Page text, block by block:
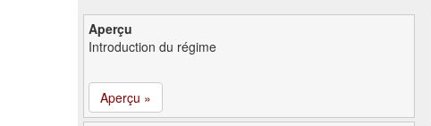
Aperçu
Introduction du régime
Aperçu »